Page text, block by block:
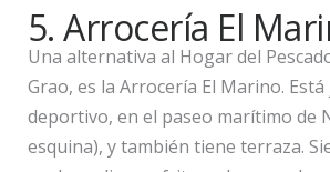
5. Arrocería El
Una alternativa al Hogar del
Grao, es la Arrocería El Marino.
deportivo, en el paseo marítimo de
esquina), y también tiene terraza.